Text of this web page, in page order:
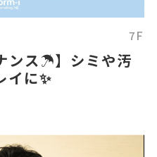
7F
ンス☂️】シミや汚
イに✨